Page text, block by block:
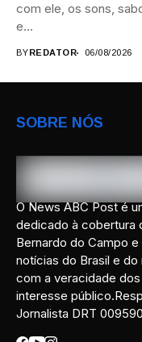
com ele, os sons,
e...
BY REDATOR 06/08/2026
SOBRE NÓS
O News ABC Post é
dedicado à cobertura
Bernardo do Campo
notícias do Brasil e
com a veracidade
interesse
Jornalista DRT